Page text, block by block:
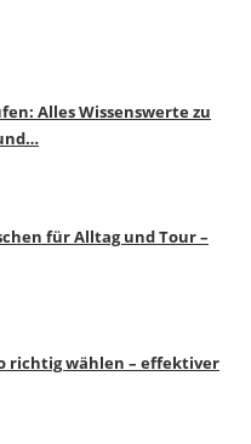
Alles Wissenswerte zu
für Alltag und Tour –
richtig wählen – effektiver